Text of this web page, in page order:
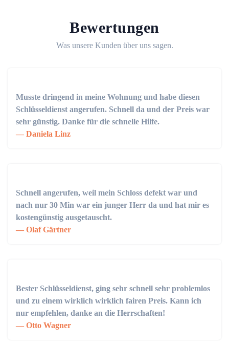
Bewertungen
Was unsere Kunden über uns sagen.
Musste dringend in meine Wohnung und habe diesen
Schlüsseldienst angerufen. Schnell da und der Preis war
sehr günstig. Danke für die schnelle Hilfe.
Daniela Linz
Schnell angerufen, weil mein Schloss defekt war und
nach nur 30 Min war ein junger Herr da und hat mir es
kostengünstig ausgetauscht.
Olaf Gärtner
Bester Schlüsseldienst, ging sehr schnell sehr problemlos
und zu einem wirklich wirklich fairen Preis. Kann ich
nur empfehlen, danke an die Herrschaften!
Otto Wagner